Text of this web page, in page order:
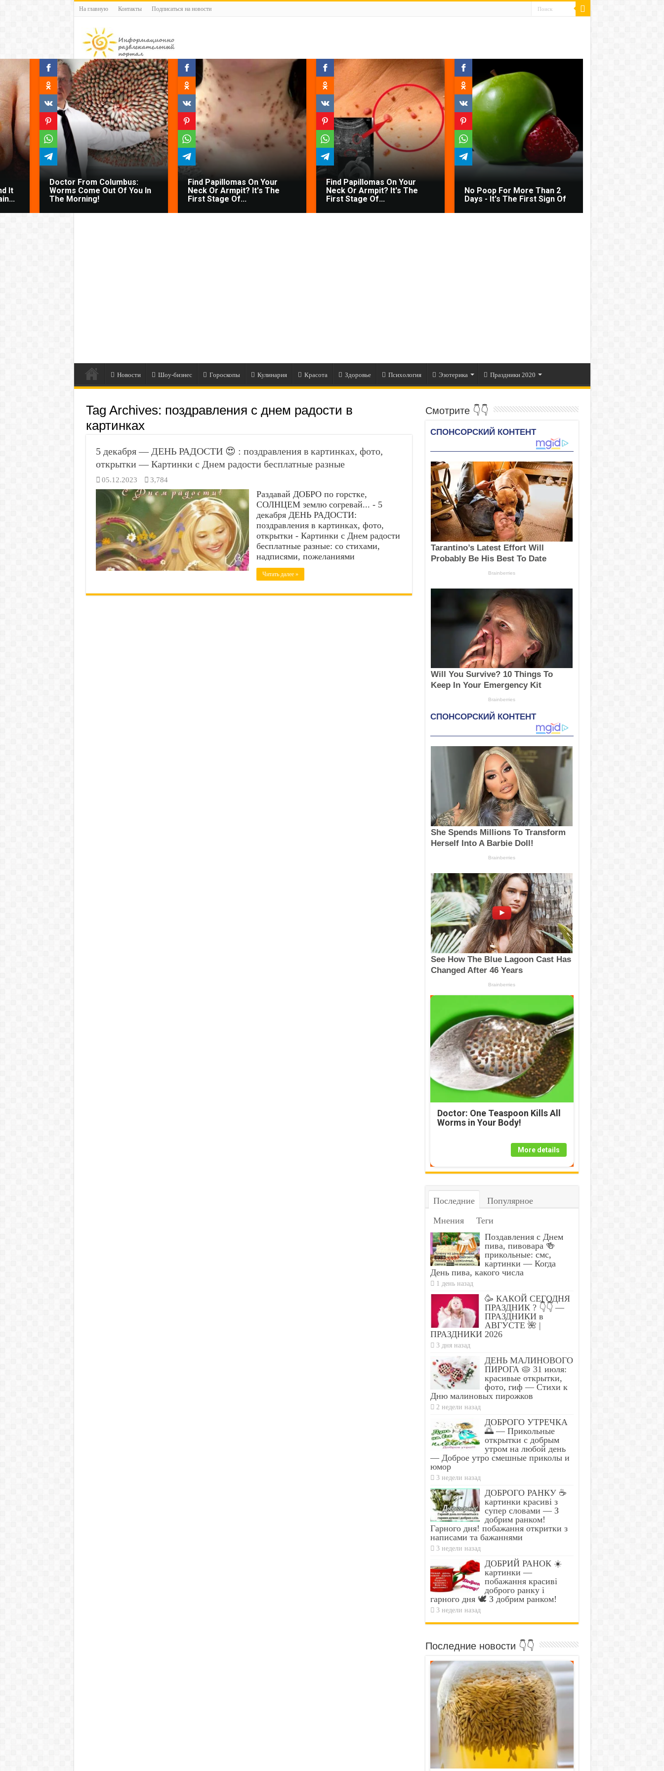
На главную Контакты Подписаться на новости
It
Doctor From Columbus:
Worms Come Out Of You In
The Morning!
Find Papillomas On Your
Neck Or Armpit? It's The
First Stage Of...
Find Papillomas On Your
Neck Or Armpit? It's The
First Stage Of...
No Poop For More Than 2
Days - It's The First Sign Of
Новости Шоу-бизнес Гороскопы Кулинария Красота Здоровье Психология Эзотерика Праздники 2020
Tag Archives: поздравления с днем радости в
картинках
5 декабря — ДЕНЬ РАДОСТИ 😍 : поздравления в картинках, фото,
открытки — Картинки с Днем радости бесплатные разные
05.12.2023 3,784
Раздавай ДОБРО по горстке,
СОЛНЦЕМ землю согревай... - 5
декабря ДЕНЬ РАДОСТИ:
поздравления в картинках, фото,
открытки - Картинки с Днем радости
бесплатные разные: со стихами,
надписями, пожеланиями
Читать далее »
Смотрите 👇👇
Doctor: One Teaspoon Kills All
Worms in Your Body!
More details
Последние
Популярное
Мнения
Теги
Поздавления с Днем
пива, пивовара 🍻
прикольные: смс,
картинки — Когда
День пива, какого числа
1 день назад
🥳 КАКОЙ СЕГОДНЯ
ПРАЗДНИК ? 👇👇 —
ПРАЗДНИКИ в
АВГУСТЕ 🌺 |
ПРАЗДНИКИ 2026
3 дня назад
ДЕНЬ МАЛИНОВОГО
ПИРОГА 🥧 31 июля:
красивые открытки,
фото, гиф — Стихи к
Дню малиновых пирожков
2 недели назад
ДОБРОГО УТРЕЧКА
🌅 — Прикольные
открытки с добрым
утром на любой день
— Доброе утро смешные приколы и
юмор
3 недели назад
ДОБРОГО РАНКУ ☕
картинки красиві з
супер словами — З
добрим ранком!
Гарного дня! побажання откритки з
написами та бажаннями
3 недели назад
ДОБРИЙ РАНОК ☀️
картинки —
побажання красиві
доброго ранку і
гарного дня 🕊️ З добрим ранком!
3 недели назад
Последние новости 👇👇